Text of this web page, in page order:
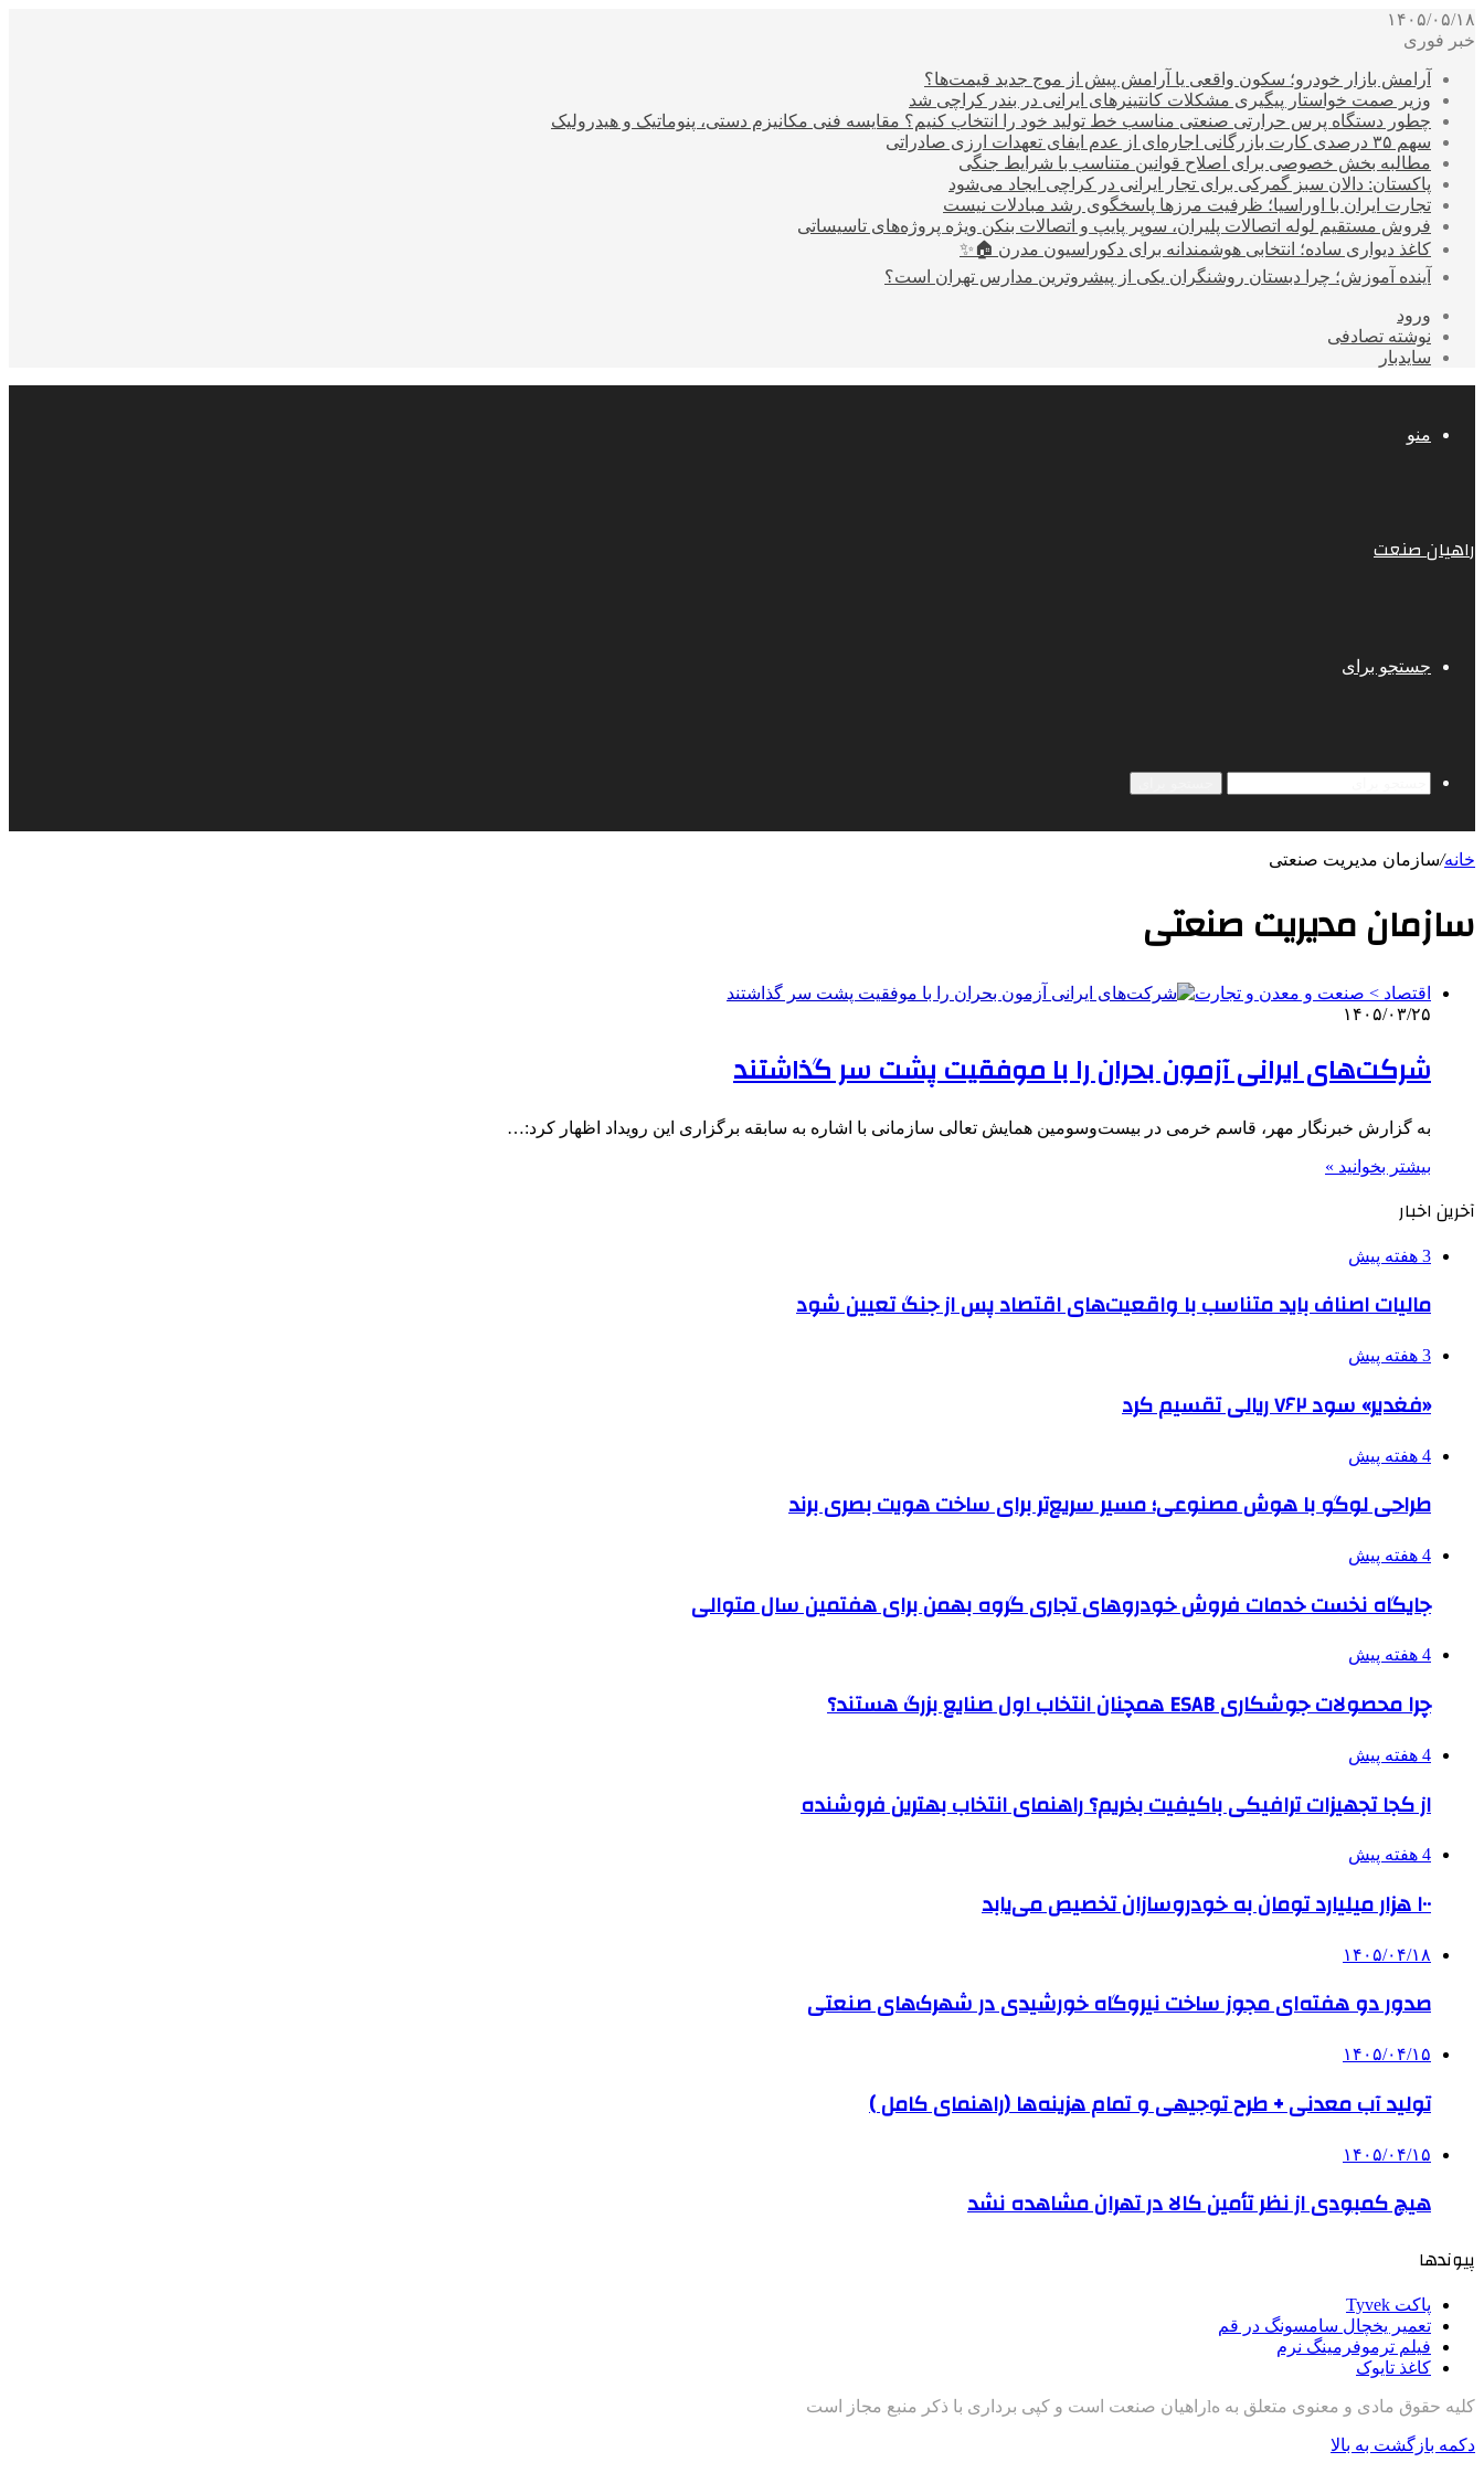
۱۴۰۵/۰۵/۱۸
خبر فوری
آرامش بازار خودرو؛ سکون واقعی یا آرامش پیش از موج جدید قیمت‌ها؟
وزیر صمت خواستار پیگیری مشکلات کانتینرهای ایرانی در بندر کراچی شد
چطور دستگاه پرس حرارتی صنعتی مناسب خط تولید خود را انتخاب کنیم؟ مقایسه فنی مکانیزم دستی، پنوماتیک و هیدرولیک
سهم ۳۵ درصدی کارت بازرگانی اجاره‌ای از عدم ایفای تعهدات ارزی صادراتی
مطالبه بخش خصوصی برای اصلاح قوانین متناسب با شرایط جنگی
پاکستان: دالان سبز گمرکی برای تجار ایرانی در کراچی ایجاد می‌شود
تجارت ایران با اوراسیا؛ ظرفیت مرزها پاسخگوی رشد مبادلات نیست
فروش مستقیم لوله اتصالات پلیران، سوپر پایپ و اتصالات بنکن ویژه پروژه‌های تاسیساتی
کاغذ دیواری ساده؛ انتخابی هوشمندانه برای دکوراسیون مدرن 🏠✨
آینده آموزش؛ چرا دبستان روشنگران یکی از پیشروترین مدارس تهران است؟
ورود
نوشته تصادفی
سایدبار
منو
راهیان صنعت
جستجو برای
خانه/سازمان مدیریت صنعتی
سازمان مدیریت صنعتی
اقتصاد > صنعت و معدن و تجارت
۱۴۰۵/۰۳/۲۵
شرکت‌های ایرانی آزمون بحران را با موفقیت پشت سر گذاشتند
به گزارش خبرنگار مهر، قاسم خرمی در بیست‌وسومین همایش تعالی سازمانی با اشاره به سابقه برگزاری این رویداد اظهار کرد:…
بیشتر بخوانید »
آخرین اخبار
3 هفته پیش
مالیات اصناف باید متناسب با واقعیت‌های اقتصاد پس از جنگ تعیین شود
3 هفته پیش
«فغدیر» سود ۷۶۲ ریالی تقسیم کرد
4 هفته پیش
طراحی لوگو با هوش مصنوعی؛ مسیر سریع‌تر برای ساخت هویت بصری برند
4 هفته پیش
جایگاه نخست خدمات فروش خودروهای تجاری گروه بهمن برای هفتمین سال متوالی
4 هفته پیش
چرا محصولات جوشکاری ESAB همچنان انتخاب اول صنایع بزرگ هستند؟
4 هفته پیش
از کجا تجهیزات ترافیکی باکیفیت بخریم؟ راهنمای انتخاب بهترین فروشنده
4 هفته پیش
۱۰۰ هزار میلیارد تومان به خودروسازان تخصیص می‌یابد
۱۴۰۵/۰۴/۱۸
صدور دو هفته‌ای مجوز ساخت نیروگاه خورشیدی در شهرک‌های صنعتی
۱۴۰۵/۰۴/۱۵
تولید آب معدنی + طرح توجیهی و تمام هزینه‌ها (راهنمای کامل )
۱۴۰۵/۰۴/۱۵
هیچ کمبودی از نظر تأمین کالا در تهران مشاهده نشد
پیوندها
پاکت Tyvek
تعمیر یخچال سامسونگ در قم
فیلم ترموفرمینگ نرم
کاغذ تایوک
کلیه حقوق مادی و معنوی متعلق به هlراهیان صنعت است و کپی برداری با ذکر منبع مجاز است
دکمه بازگشت به بالا